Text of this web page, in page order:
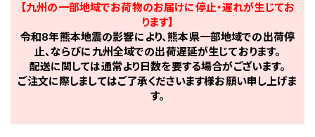
【九州の一部地域でお荷物のお届けに停止・遅れが生じてお
ります】
令和8年熊本地震の影響により、熊本県一部地域での出荷停
止、ならびに九州全域での出荷遅延が生じております。
配送に関しては通常より日数を要する場合がございます。
ご注文に際しましてはご了承くださいます様お願い申し上げま
す。